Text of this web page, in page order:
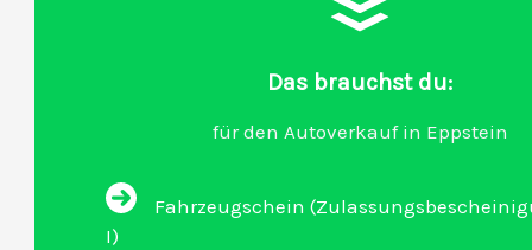
Das brauchst du:
für den Autoverkauf in Eppstein
Fahrzeugschein
I)